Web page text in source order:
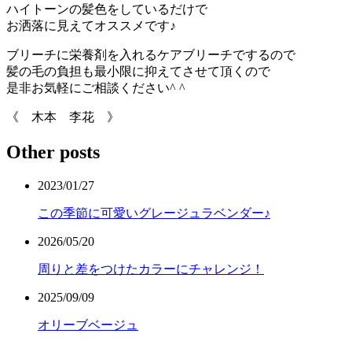
ハイトーンの髪色をしているだけで
お洒落に見えてオススメです♪
ブリーチに栄養剤を入れるケアブリーチでするので
髪の毛の負担も最小限に抑えてさせて頂くので
是非お気軽にご相談ください^ ^
《 木本 李花 》
Other posts
2023/01/27
この季節に可愛いグレージュラベンダー♪
2026/05/20
周りと差をつけたカラーにチャレンジ！
2025/09/09
オリーブベージュ